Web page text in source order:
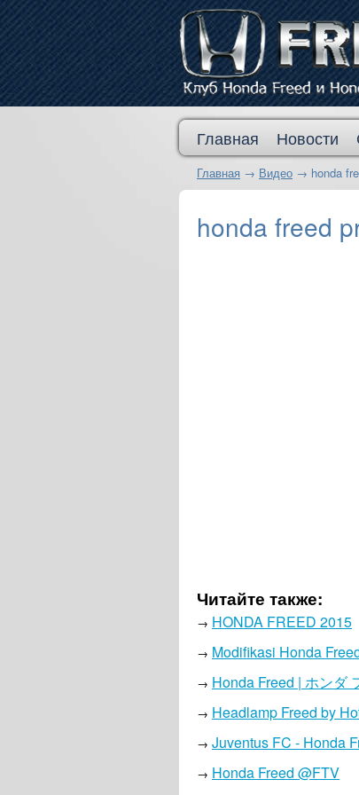
Главная Новости
Главная → Видео → honda
honda freed
Читайте также:
→ HONDA FREED 2015
→ Modifikasi Honda
→ Honda Freed | ホンダ
→ Headlamp Freed by
→ Juventus FC - Honda
→ Honda Freed @FTV